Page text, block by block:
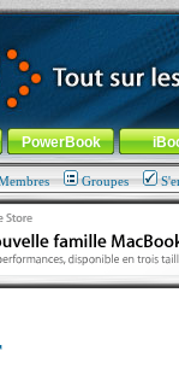
-Aller au menu de
PowerBook
Groupes